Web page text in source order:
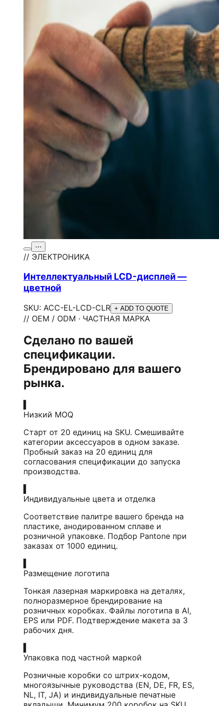
⋯
// ЭЛЕКТРОНИКА
Интеллектуальный LCD-дисплей —
цветной
SKU: ACC-EL-LCD-CLR + ADD TO QUOTE
// OEM / ODM · ЧАСТНАЯ МАРКА
Сделано по вашей
спецификации.
Брендировано для вашего
рынка.
Низкий MOQ
Старт от 20 единиц на SKU. Смешивайте
категории аксессуаров в одном заказе.
Пробный заказ на 20 единиц для
согласования спецификации до запуска
производства.
Индивидуальные цвета и отделка
Соответствие палитре вашего бренда на
пластике, анодированном сплаве и
розничной упаковке. Подбор Pantone при
заказах от 1000 единиц.
Размещение логотипа
Тонкая лазерная маркировка на деталях,
полноразмерное брендирование на
розничных коробках. Файлы логотипа в AI,
EPS или PDF. Подтверждение макета за 3
рабочих дня.
Упаковка под частной маркой
Розничные коробки со штрих-кодом,
многоязычные руководства (EN, DE, FR, ES,
NL, IT, JA) и индивидуальные печатные